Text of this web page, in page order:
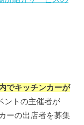
でキッチンカーが
ントの主催者が
ーの出店者を募集